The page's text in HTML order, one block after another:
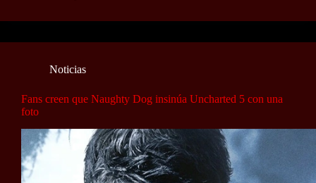
Noticias
Fans creen que Naughty Dog insinúa Uncharted 5 con una
foto